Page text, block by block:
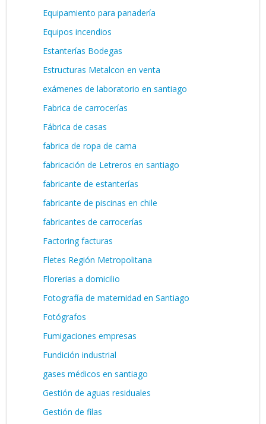
Equipamiento para panadería
Equipos incendios
Estanterías Bodegas
Estructuras Metalcon en venta
exámenes de laboratorio en santiago
Fabrica de carrocerías
Fábrica de casas
fabrica de ropa de cama
fabricación de Letreros en santiago
fabricante de estanterías
fabricante de piscinas en chile
fabricantes de carrocerías
Factoring facturas
Fletes Región Metropolitana
Florerias a domicilio
Fotografía de maternidad en Santiago
Fotógrafos
Fumigaciones empresas
Fundición industrial
gases médicos en santiago
Gestión de aguas residuales
Gestión de filas